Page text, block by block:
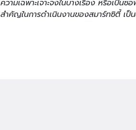
ความเฉพาะเจาะจงในบางเรื่อง หรือเป็
สำคัญในการดำเนินงานของสมาร์ทซิตี้ เป็